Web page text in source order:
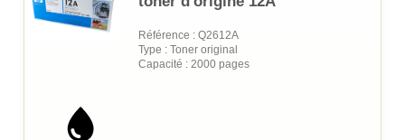
Référence : Q2612A
Type : Toner original
Capacité : 2000 pages